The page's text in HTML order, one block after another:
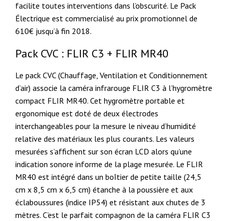
facilite toutes interventions dans l’obscurité. Le Pack
Électrique est commercialisé au prix promotionnel de
610€ jusqu’à fin 2018.
Pack CVC : FLIR C3 + FLIR MR40
Le pack CVC (Chauffage, Ventilation et Conditionnement
d’air) associe la caméra infrarouge FLIR C3 à l’hygromètre
compact FLIR MR40. Cet hygromètre portable et
ergonomique est doté de deux électrodes
interchangeables pour la mesure le niveau d’humidité
relative des matériaux les plus courants. Les valeurs
mesurées s’affichent sur son écran LCD alors qu’une
indication sonore informe de la plage mesurée. Le FLIR
MR40 est intégré dans un boîtier de petite taille (24,5
cm x 8,5 cm x 6,5 cm) étanche à la poussière et aux
éclaboussures (indice IP54) et résistant aux chutes de 3
mètres. C’est le parfait compagnon de la caméra FLIR C3